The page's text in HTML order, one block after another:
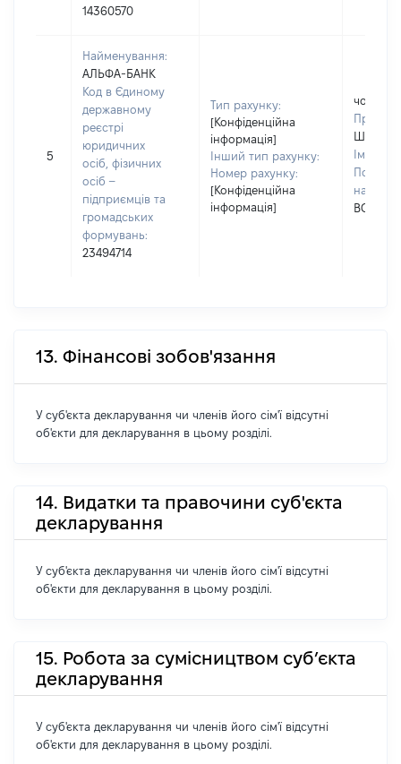
14360570
5
Найменування:
АЛЬФА-БАНК
Код в Єдиному
державному
реєстрі
юридичних
осіб, фізичних
осіб –
підприємців та
громадських
формувань:
23494714
Тип рахунку:
[Конфіденційна
інформація]
Інший тип рахунку:
Номер рахунку:
[Конфіденційна
інформація]
чоловік
Ім'я:
По
13. Фінансові зобов'язання
У суб'єкта декларування чи членів його сім'ї відсутні
об'єкти для декларування в цьому розділі.
14. Видатки та правочини суб'єкта
декларування
У суб'єкта декларування чи членів його сім'ї відсутні
об'єкти для декларування в цьому розділі.
15. Робота за сумісництвом суб’єкта
декларування
У суб'єкта декларування чи членів його сім'ї відсутні
об'єкти для декларування в цьому розділі.